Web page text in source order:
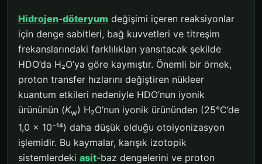
Hidrojen-döteryum değişimi içeren reaksiyonlar
için denge sabitleri, bağ kuvvetleri ve titreşim
frekanslarındaki farklılıkları yansıtacak şekilde
HDO’da H₂O’ya göre kaymıştır. Önemli bir örnek,
proton transfer hızlarını değiştiren nükleer
kuantum etkileri nedeniyle HDO’nun iyonik
ürününün (Kw) H₂O’nun iyonik ürününden (25°C’de
1,0 × 10⁻¹⁴) daha düşük olduğu otoiyonizasyon
işlemidir. Bu kaymalar, karışık izotopik
sistemlerdeki asit-baz dengelerini ve proton